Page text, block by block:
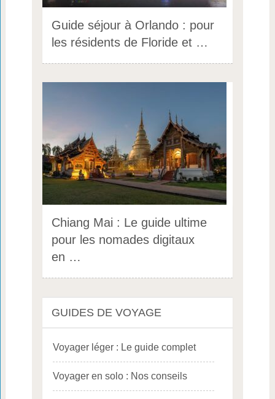
Guide séjour à Orlando : pour
les résidents de Floride et …
Chiang Mai : Le guide ultime
pour les nomades digitaux
en …
GUIDES DE VOYAGE
Voyager léger : Le guide complet
Voyager en solo : Nos conseils